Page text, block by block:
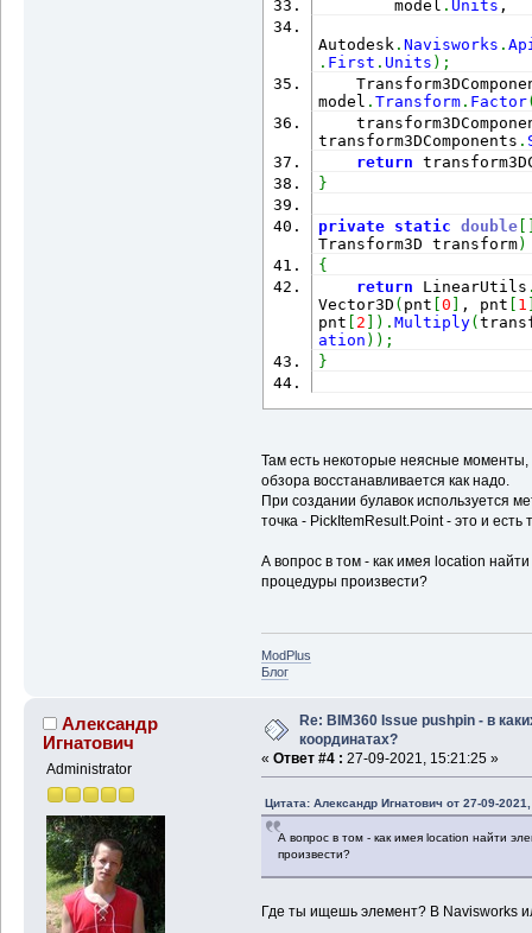
model . Units ,
Autodesk .Navisworks .
. First . Units ) ;
model .Transform . Factor
transform3DComponents .
return
}
private static double
Transform3D transform)
{
return LinearUtils
Vector3D ( pnt [0 , pnt 1
pnt
2 ) .Multiply(
ation ) ) ;
}
Там есть некоторые неясные моменты,
обзора восстанавливается как надо.
При создании булавок используется
точка - PickItemResult.Point - это и
А вопрос в том - как имея location
процедуры произвести?
ModPlus
Блог
Александр
Игнатович
Administrator
Re: BIM360 Issue pushpin - в
координатах?
« Ответ #4 : 27-09-2021, 15:21:25 »
Цитата: Александр Игнатович от 27-09-
А вопрос в том - как имея location найти
произвести?
Где ты ищешь элемент? В Navisworks